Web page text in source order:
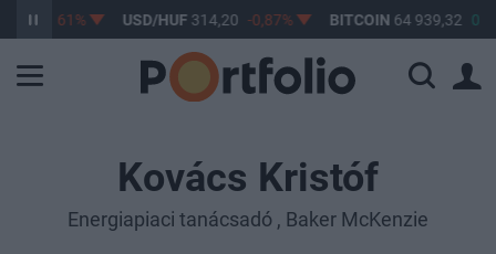
-0,61% USD/HUF314,20 -0,87% BITCOIN64 939,32
Kovács Kristóf
Energiapiaci tanácsadó , Baker McKenzie